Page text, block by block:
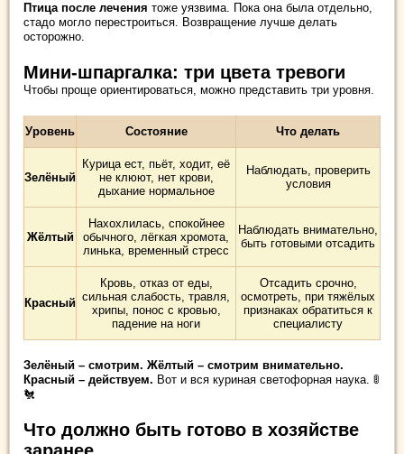
Птица после лечения тоже уязвима. Пока она была отдельно,
стадо могло перестроиться. Возвращение лучше делать
осторожно.
Мини-шпаргалка: три цвета тревоги
Чтобы проще ориентироваться, можно представить три уровня.
Уровень Состояние Что делать
Зелёный
Курица ест, пьёт, ходит, её
не клюют, нет крови,
дыхание нормальное
Наблюдать, проверить
условия
Жёлтый
Нахохлилась, спокойнее
обычного, лёгкая хромота,
линька, временный стресс
Наблюдать внимательно,
быть готовыми отсадить
Красный
Кровь, отказ от еды,
сильная слабость, травля,
хрипы, понос с кровью,
падение на ноги
Отсадить срочно,
осмотреть, при тяжёлых
признаках обратиться к
специалисту
Зелёный – смотрим. Жёлтый – смотрим внимательно.
Красный – действуем. Вот и вся куриная светофорная наука. 🚦
🐔
Что должно быть готово в хозяйстве